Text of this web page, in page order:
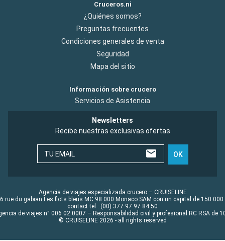
Cruceros.ni
¿Quiénes somos?
Preguntas frecuentes
Condiciones generales de venta
Seguridad
Mapa del sitio
Información sobre crucero
Servicios de Asistencia
Newsletters
Recibe nuestras exclusivas ofertas
TU EMAIL OK
Agencia de viajes especializada crucero – CRUISELINE
rue du gabian Les flots bleus MC 98 000 Monaco SAM con un capital de 150 000
contact tel : (00) 377 97 97 84 50
de viajes n° 006 02 0007 – Responsabilidad civil y profesional RC RSA de
© CRUISELINE 2026 - all rights reserved